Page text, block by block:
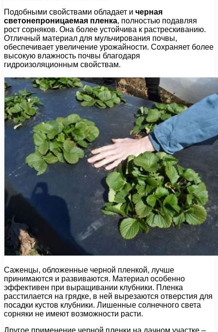
Подобными свойствами обладает и черная
светонепроницаемая пленка, полностью подавляя
рост сорняков. Она более устойчива к растрескиванию.
Отличный материал для мульчирования почвы,
обеспечивает увеличение урожайности. Сохраняет более
высокую влажность почвы благодаря
гидроизоляционным свойствам.
Саженцы, обложенные черной пленкой, лучше
принимаются и развиваются. Материал особенно
эффективен при выращивании клубники. Пленка
расстилается на грядке, в ней вырезаются отверстия для
посадки кустов клубники. Лишенные солнечного света
сорняки не имеют возможности расти.
Другое применение черной пленки на дачном участке –